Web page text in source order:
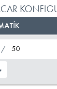
profil pneumatiky